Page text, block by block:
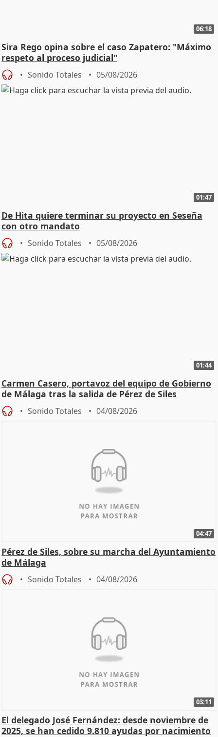
06:18
Sira Rego opina sobre el caso Zapatero: "Máximo
respeto al proceso judicial"
Sonido Totales 05/08/2026
01:47
De Hita quiere terminar su proyecto en Seseña
con otro mandato
Sonido Totales 05/08/2026
01:44
Carmen Casero, portavoz del equipo de Gobierno
de Málaga tras la salida de Pérez de Siles
Sonido Totales 04/08/2026
04:47
Pérez de Siles, sobre su marcha del Ayuntamiento
de Málaga
Sonido Totales 04/08/2026
03:11
El delegado José Fernández: desde noviembre de
2025, se han cedido 9.810 ayudas por nacimiento